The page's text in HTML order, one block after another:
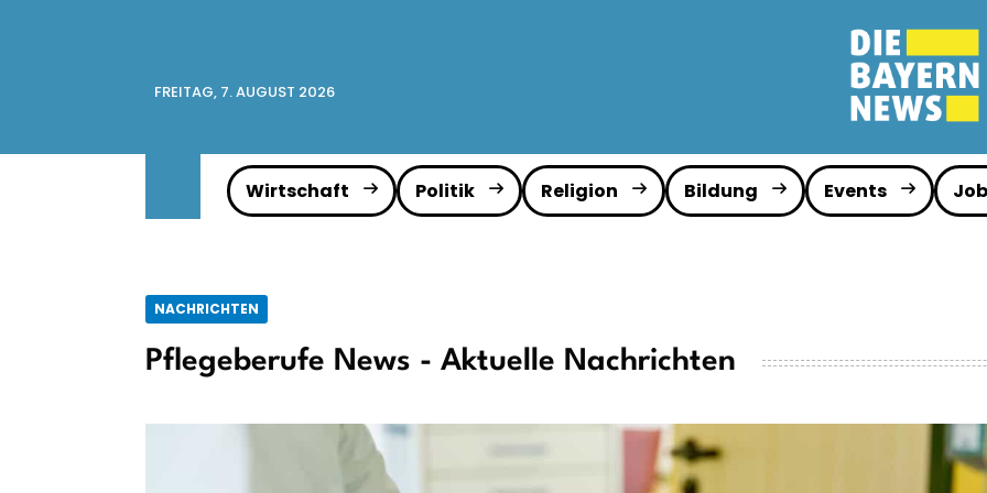
FREITAG, 7. AUGUST 2026
Wirtschaft Politik Religion Bildung Events
NACHRICHTEN
Pflegeberufe News - Aktuelle Nachrichten